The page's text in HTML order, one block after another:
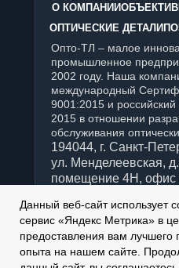
О КОМПАНИИ
ОПТИЧЕСКИЕ ДЕТАЛИ
Опто-ТЛ – малое
промышленное
2002 году. Наша
международный
9001:2015 и
2015 в отношении
обслуживания
194044, г. Санкт-
ул. Менделеевская,
помещение 4Н, офис
+7 (812) 347-
Отдел продаж:
sales@optotl.ru
По техническим
Данный веб-сайт использует
сервис «Яндекс Метрика» в
предоставления вам лучшего
опыта на нашем сайте.